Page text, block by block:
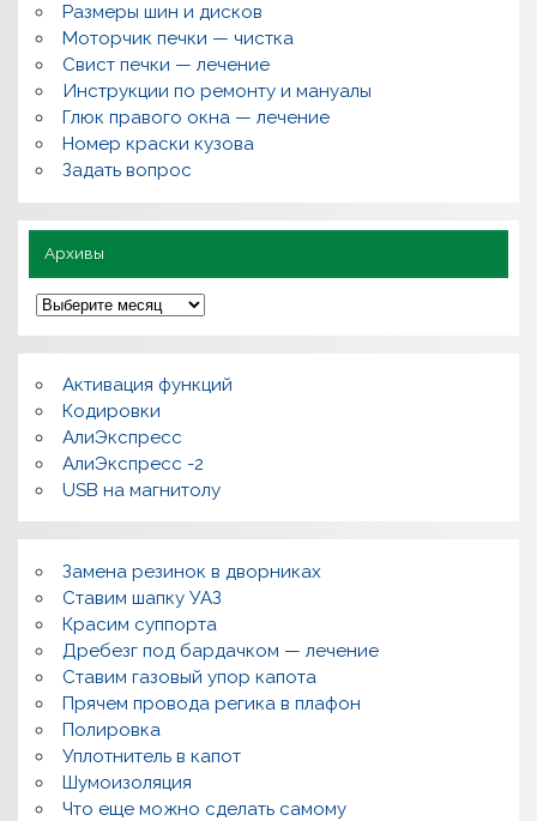
р
о
ы
,
о
л
з
Размеры шин и дисков
Моторчик печки — чистка
Свист печки — лечение
Инструкции по ремонту и мануалы
Глюк правого окна — лечение
Номер краски кузова
Задать вопрос
Архивы
А
р
х
и
ы
Активация функций
Кодировки
АлиЭкспресс
АлиЭкспресс -2
USB на магнитолу
Замена резинок в дворниках
Ставим шапку УАЗ
Красим суппорта
Дребезг под бардачком — лечение
Ставим газовый упор капота
Прячем провода регика в плафон
Полировка
Уплотнитель в капот
Шумоизоляция
Что еще можно сделать самому